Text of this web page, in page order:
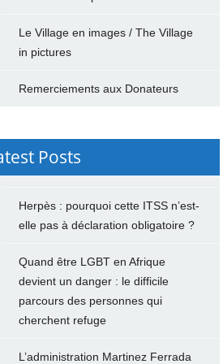
Le Village en images / The Village
in pictures
Remerciements aux Donateurs
Posts
Herpès : pourquoi cette ITSS n’est-
elle pas à déclaration obligatoire ?
Quand être LGBT en Afrique
devient un danger : le difficile
parcours des personnes qui
cherchent refuge
L’administration Martinez Ferrada